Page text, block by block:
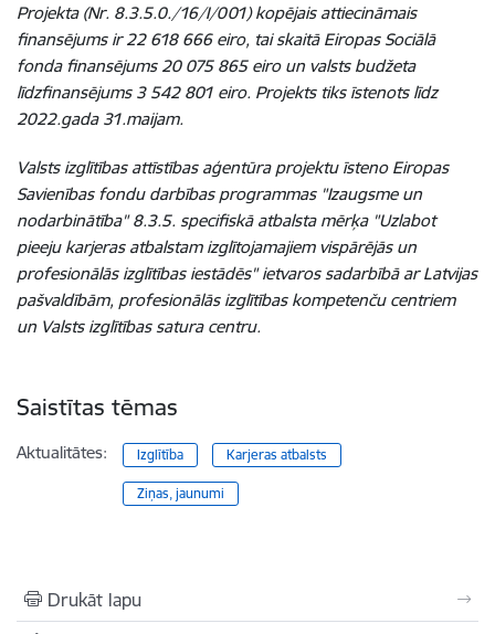
Projekta (Nr. 8.3.5.0./16/I/001) kopējais attiecināmais
finansējums ir 22 618 666 eiro, tai skaitā Eiropas Sociālā
fonda finansējums 20 075 865 eiro un valsts budžeta
līdzfinansējums 3 542 801 eiro. Projekts tiks īstenots līdz
2022.gada 31.maijam.
Valsts izglītības attīstības aģentūra projektu īsteno Eiropas
Savienības fondu darbības programmas "Izaugsme un
nodarbinātība" 8.3.5. specifiskā atbalsta mērķa "Uzlabot
pieeju karjeras atbalstam izglītojamajiem vispārējās un
profesionālās izglītības iestādēs" ietvaros sadarbībā ar Latvijas
pašvaldībām, profesionālās izglītības kompetenču centriem
un Valsts izglītības satura centru.
Saistītas tēmas
Aktualitātes: Izglītība Karjeras atbalsts
Ziņas, jaunumi
Drukāt lapu